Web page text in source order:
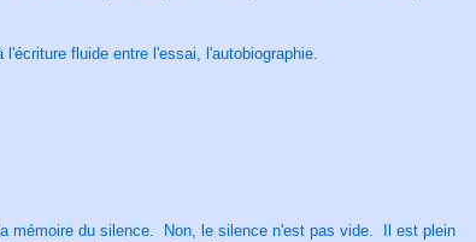
fluide entre l'essai, l'autobiographie.
mémoire du silence. Non, le silence n'est pas vide. Il est plein